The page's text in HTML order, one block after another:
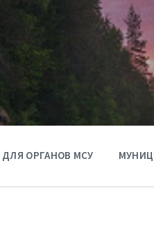
ДЛЯ ОРГАНОВ МСУ